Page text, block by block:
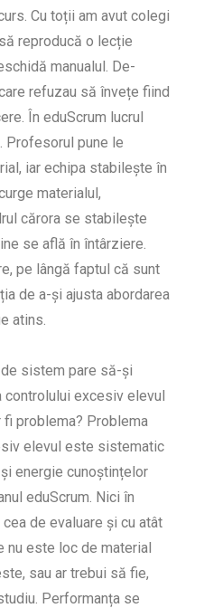
Cu toții am avut colegi
reproducă o lecție
manualul. De-
refuzau să învețe fiind
În eduScrum lucrul
Profesorul pune le
iar echipa stabilește în
materialul,
cărora se stabilește
se află în întârziere.
pe lângă faptul că sunt
de a-și ajusta abordarea
atins.
sistem pare să-și
excesiv elevul
fi problema? Problema
elevul este sistematic
energie cunoștințelor
eduScrum. Nici în
de evaluare și cu atât
nu este loc de material
sau ar trebui să fie,
Performanța se